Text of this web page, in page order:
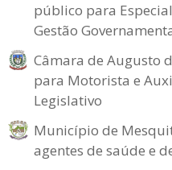
público para
Gestão
Câmara de Augusto
para Motorista e
Legislativo
Município de
agentes de saúde e